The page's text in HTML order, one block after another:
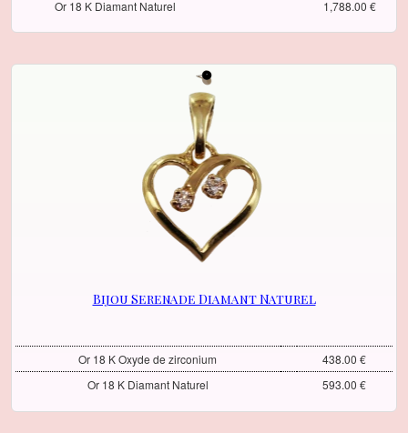
Or 18 K Diamant Naturel
1,788.00 €
Bijou Serenade Diamant Naturel
Or 18 K Oxyde de zirconium
438.00 €
Or 18 K Diamant Naturel
593.00 €